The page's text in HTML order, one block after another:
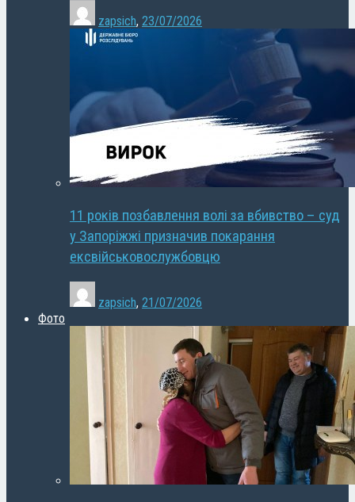
zapsich, 23/07/2026
11 років позбавлення волі за вбивство – суд
у Запоріжжі призначив покарання
ексвійськовослужбовцю
zapsich, 21/07/2026
Фото